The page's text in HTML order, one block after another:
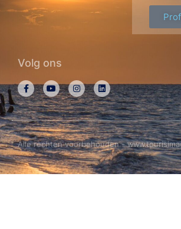
Volg ons
Alle rechten voorbehouden -